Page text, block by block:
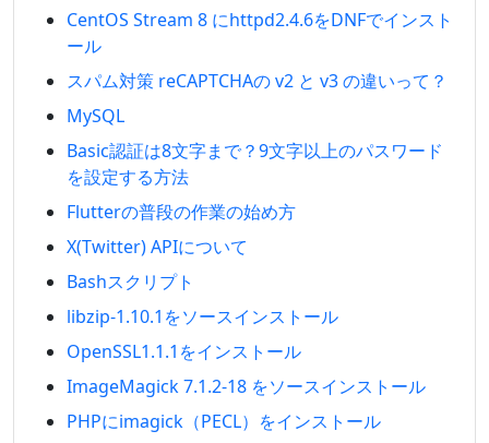
CentOS Stream 8 にhttpd2.4.6をDNFでインスト
ール
スパム対策 reCAPTCHAの v2 と v3 の違いって？
MySQL
Basic認証は8文字まで？9文字以上のパスワード
を設定する方法
Flutterの普段の作業の始め方
X(Twitter) APIについて
Bashスクリプト
libzip-1.10.1をソースインストール
OpenSSL1.1.1をインストール
ImageMagick 7.1.2-18 をソースインストール
PHPにimagick（PECL）をインストール